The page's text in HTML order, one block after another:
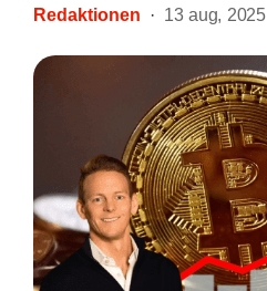
Redaktionen 13 aug, 2025